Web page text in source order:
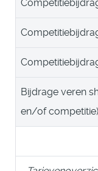
Bijdrage veren
en/of competitie)